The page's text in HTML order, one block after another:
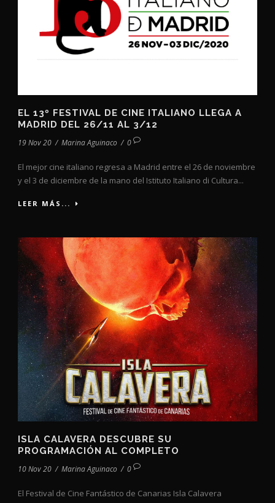
EL 13º FESTIVAL DE CINE ITALIANO LLEGA A
MADRID DEL 26/11 AL 3/12
19 Nov 20 / Marina Aguinaco / 0
El mejor cine italiano regresa a Madrid entre el 26 de noviembre
y el 3 de diciembre de la mano del Istituto Italiano di Cultura...
LEER MÁS...
ISLA CALAVERA DESCUBRE SU
PROGRAMACIÓN AL COMPLETO
10 Nov 20 / Marina Aguinaco / 0
El Festival de Cine Fantástico de Canarias Isla Calavera